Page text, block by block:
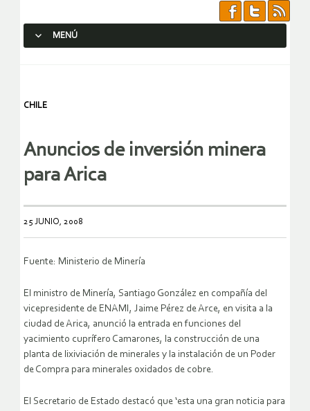
MENÚ
CHILE
Anuncios de inversión minera
para Arica
25 JUNIO, 2008
Fuente: Ministerio de Minería
El ministro de Minería, Santiago González en compañía del
vicepresidente de ENAMI, Jaime Pérez de Arce, en visita a la
ciudad de Arica, anunció la entrada en funciones del
yacimiento cuprífero Camarones, la construcción de una
planta de lixiviación de minerales y la instalación de un Poder
de Compra para minerales oxidados de cobre.
El Secretario de Estado destacó que ‘esta una gran noticia para